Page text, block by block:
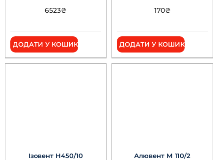
6523₴
ДОДАТИ У КОШИК
170₴
ДОДАТИ У КОШИК
Ізовент Н450/10 Алювент М 110/2